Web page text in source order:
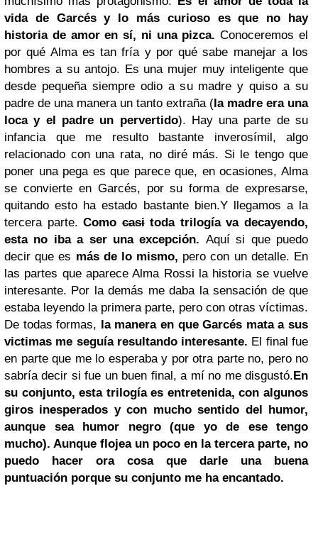
vida de Garcés y lo más curioso es que no hay
historia de amor en sí, ni una pizca.Conoceremos el
por qué Alma es tan fría y por qué sabe manejar a los
hombres a su antojo. Es una mujer muy inteligente que
desde pequeña siempre odio a su madre y quiso a su
padre de una manera un tanto extraña (la madre era una
loca y el padre un pervertido). Hay una parte de su
infancia que me resulto bastante inverosímil, algo
relacionado con una rata, no diré más. Si le tengo que
poner una pega es que parece que, en ocasiones, Alma
se convierte en Garcés, por su forma de expresarse,
quitando esto ha estado bastante bien.Y llegamos a la
tercera parte.Comocasitoda trilogía va decayendo,
esta no iba a ser una excepción. Aquí si que puedo
decir que es más de lo mismo, pero con un detalle. En
las partes que aparece Alma Rossi la historia se vuelve
interesante. Por la demás me daba la sensación de que
estaba leyendo la primera parte, pero con otras víctimas.
De todas formas, la manera en que Garcés mata a sus
victimas me seguía resultando interesante. El final fue
en parte que me lo esperaba y por otra parte no, pero no
sabría decir si fue un buen final, a mí no me disgustó.En
su conjunto, esta trilogía es entretenida, con algunos
giros inesperados y con mucho sentido del humor,
aunque sea humor negro (que yo de ese tengo
mucho). Aunque flojea un poco en la tercera parte, no
puedo hacer ora cosa que darle una buena
puntuación porque su conjunto me ha encantado.